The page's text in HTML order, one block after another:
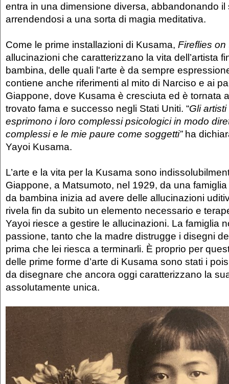
entra in una dimensione diversa, abbandonando il
arrendendosi a una sorta di magia meditativa.
Come le prime installazioni di Kusama, Fireflies on
allucinazioni che caratterizzano la vita dell’artista
bambina, delle quali l'arte è da sempre
contiene anche riferimenti al mito di Narciso e ai
Giappone, dove Kusama è cresciuta ed è tornata
trovato fama e successo negli Stati Uniti. “Gli
esprimono i loro complessi psicologici in modo
complessi e le mie paure come soggetti”ha
Yayoi Kusama.
L’arte e la vita per la Kusama sono
Giappone, a Matsumoto, nel 1929, da una famiglia
da bambina inizia ad avere delle allucinazioni
rivela fin da subito un elemento necessario e
Yayoi riesce a gestire le allucinazioni. La famiglia
passione, tanto che la madre distrugge i disegni
prima che lei riesca a terminarli. È proprio per
delle prime forme d’arte di Kusama sono stati i
da disegnare che ancora oggi caratterizzano la
assolutamente unica.